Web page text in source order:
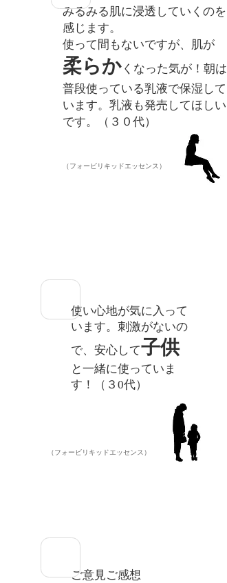
みるみる肌に浸透 していくのを
感じます。
使って間もないですが、肌が
柔らか くなった気が！ 朝は
普段使っている乳液で保湿して
います。 乳液も発売してほしい
です。（３０代）
​（フォービリキッドエッセンス）
使い心地が気に入って
います。刺激がないの
で、安心して子供
と一緒に使っていま
す！
（３0代）
​（フォービリキッドエッセンス）
ご意見ご感想